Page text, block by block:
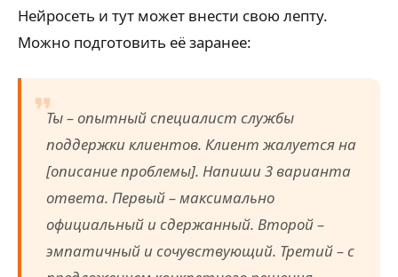
Нейросеть и тут может внести свою лепту.
Можно подготовить её заранее:
Ты – опытный специалист службы
поддержки клиентов. Клиент жалуется на
[описание проблемы]. Напиши 3 варианта
ответа. Первый – максимально
официальный и сдержанный. Второй –
эмпатичный и сочувствующий. Третий – с